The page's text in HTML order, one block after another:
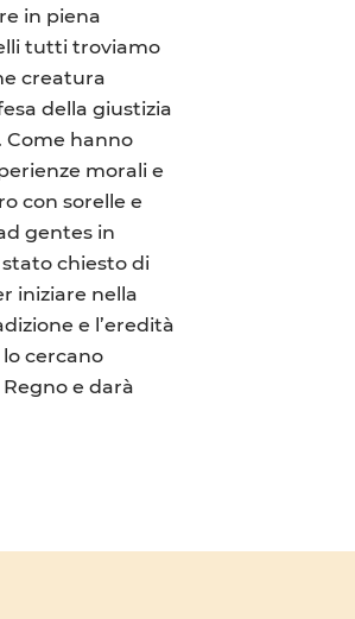
in piena
tutti troviamo
creatura
della giustizia
Come hanno
morali e
con sorelle e
gentes in
chiesto di
iniziare nella
e l’eredità
cercano
e darà